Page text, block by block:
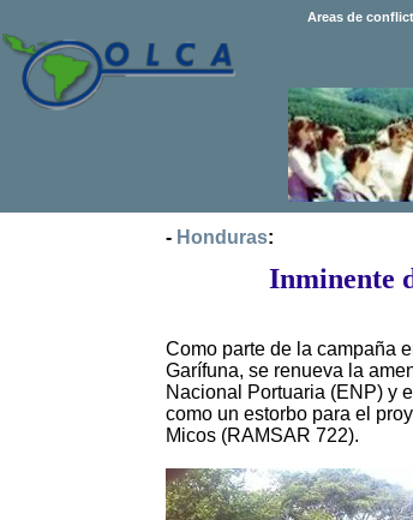
Areas de
- Honduras:
Inminente
Como parte de la campaña
Garífuna, se renueva la
Nacional Portuaria (ENP) y
como un estorbo para el
Micos (RAMSAR 722).